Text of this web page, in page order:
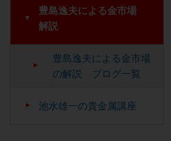
豊島逸夫による金市場
解説
豊島逸夫による金市場
の解説 ブログ一覧
池水雄一の貴金属講座